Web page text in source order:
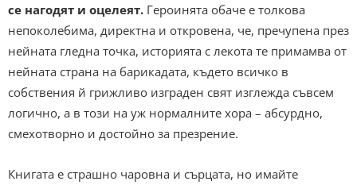
се нагодят и оцелеят. Героинята обаче е толкова
непоколебима, директна и откровена, че, пречупена през
нейната гледна точка, историята с лекота те примамва от
нейната страна на барикадата, където всичко в
собствения й грижливо изграден свят изглежда съвсем
логично, а в този на уж нормалните хора – абсурдно,
смехотворно и достойно за презрение.
Книгата е страшно чаровна и сърцата, но имайте